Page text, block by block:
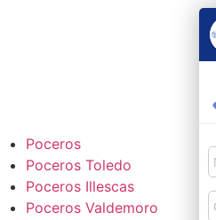
Poceros
Poceros Toledo
Poceros Illescas
Poceros Valdemoro